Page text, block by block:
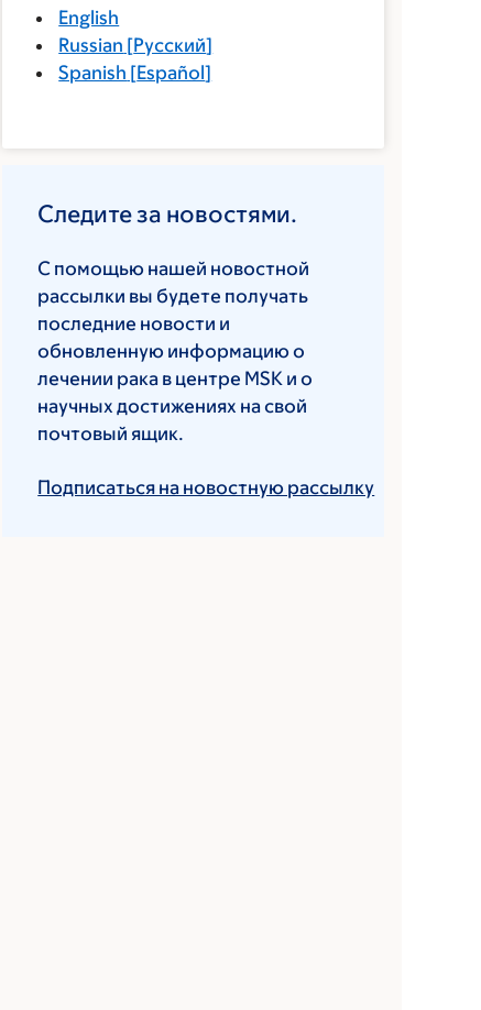
English
Russian [Русский]
Spanish [Español]
Следите за новостями.
С помощью нашей новостной
рассылки вы будете получать
последние новости и
обновленную информацию о
лечении рака в центре MSK и о
научных достижениях на свой
почтовый ящик.
Подписаться на новостную рассылку